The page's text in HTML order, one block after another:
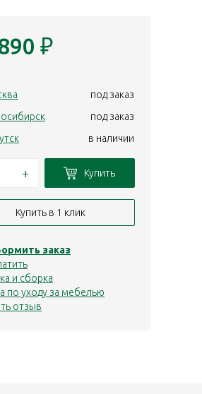
₽
под заказ
под заказ
в наличии
+ Купить
Купить в 1 клик
заказ
и сборка
по уходу за мебелью
отзыв